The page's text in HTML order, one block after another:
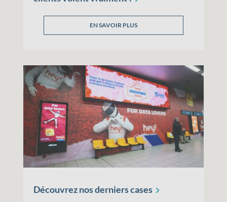
EN SAVOIR PLUS
Découvrez nos dernierscases